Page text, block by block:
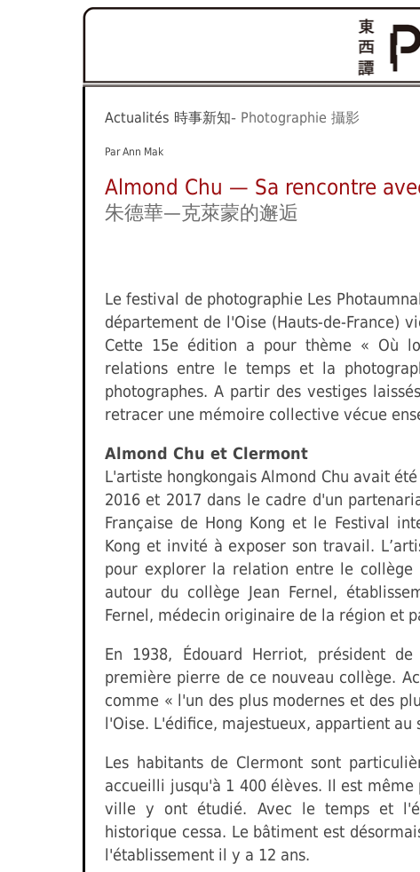
Actualités 時事新知- Photographie 攝影
Par Ann Mak
Almond Chu — Sa rencontre
朱德華—克萊蒙的邂逅
Le festival de photographie Les
département de l'Oise (Hauts-de-France)
Cette 15e édition a pour thème « Où
relations entre le temps et la
photographes. A partir des vestiges
retracer une mémoire collective vécue
Almond Chu et Clermont
L'artiste hongkongais Almond Chu avait
2016 et 2017 dans le cadre d'un
Française de Hong Kong et le Festival
Kong et invité à exposer son travail.
pour explorer la relation entre le
autour du collège Jean Fernel,
Fernel, médecin originaire de la région et
En 1938, Édouard Herriot, président
première pierre de ce nouveau collège.
comme « l'un des plus modernes et des
l'Oise. L'édifice, majestueux, appartient au
Les habitants de Clermont sont
accueilli jusqu'à 1 400 élèves. Il est
ville y ont étudié. Avec le temps et
historique cessa. Le bâtiment est
l'établissement il y a 12 ans.